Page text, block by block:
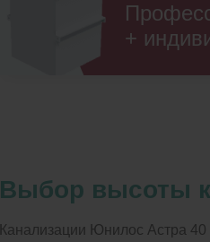
+
Выбор высоты
Канализации Юнилос Астра